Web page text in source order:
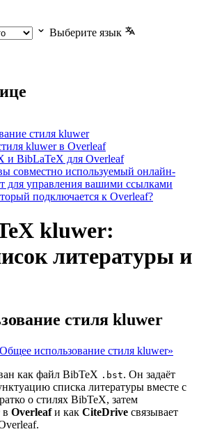
Выберите язык
стиля kluwer
kluwer в Overleaf
и BibLaTeX для Overleaf
совместно используемый онлайн-
для управления вашими ссылками
подключается к Overleaf?
kluwer:
литературы и
стиля kluwer
использование стиля kluwer»
как файл BibTeX .bst. Он задаёт
списка литературы вместе с
о стилях BibTeX, затем
в Overleafи как CiteDrive связывает